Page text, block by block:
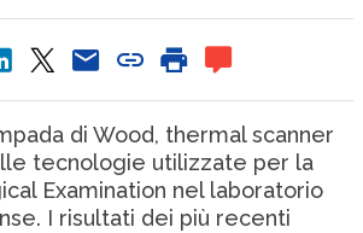
di Wood, thermal scanner
tecnologie utilizzate per la
Examination nel laboratorio
I risultati dei più recenti